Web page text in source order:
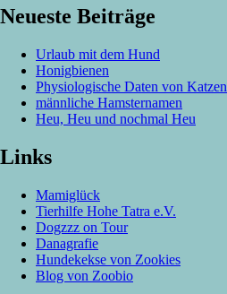
Neueste Beiträge
Urlaub mit dem Hund
Honigbienen
Physiologische Daten von Katzen
männliche Hamsternamen
Heu, Heu und nochmal Heu
Links
Mamiglück
Tierhilfe Hohe Tatra e.V.
Dogzzz on Tour
Danagrafie
Hundekekse von Zookies
Blog von Zoobio